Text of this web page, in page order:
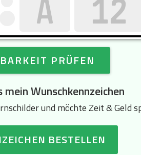
PRÜFEN
mein Wunschkennzeichen
und möchte Zeit & Geld
BESTELLEN